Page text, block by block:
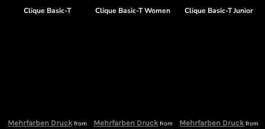
Clique Basic-T
Mehrfarben Druckfrom
Clique Basic-T Women
Mehrfarben Druckfrom
Clique Basic-T Junior
Mehrfarben Druckfrom